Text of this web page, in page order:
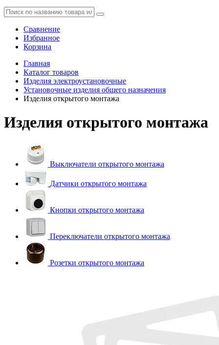
Сравнение
Избранное
Корзина
Главная
Каталог товаров
Изделия электроустановочные
Установочные изделия общего назначения
Изделия открытого монтажа
Изделия открытого монтажа
Выключатели открытого монтажа
Датчики открытого монтажа
Кнопки открытого монтажа
Переключатели открытого монтажа
Розетки открытого монтажа